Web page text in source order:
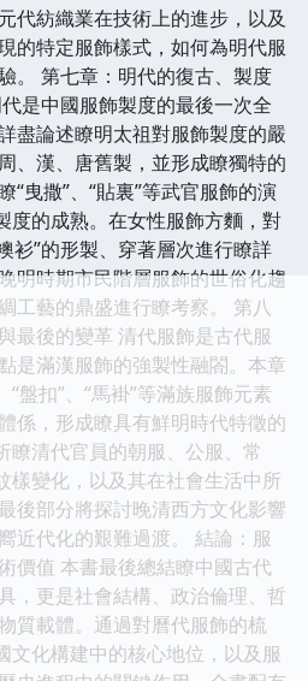
代紡織業在技術上的進步，以及
的特定服飾樣式，如何為明代服
。 第七章：明代的復古、製度
是中國服飾製度的最後一次全
盡論述瞭明太祖對服飾製度的嚴
、漢、唐舊製，並形成瞭獨特的
“曳撒”、“貼裏”等武官服飾的演
度的成熟。在女性服飾方麵，對
衫”的形製、穿著層次進行瞭詳
明時期市民階層服飾的世俗化趨
工藝的鼎盛進行瞭考察。 第八
最後的變革 清代服飾是古代服
是滿漢服飾的強製性融閤。本章
“盤扣”、“馬褂”等滿族服飾元素
係，形成瞭具有鮮明時代特徵的
瞭清代官員的朝服、公服、常
樣變化，以及其在社會生活中所
後部分將探討晚清西方文化影響
近代化的艱難過渡。 結論：服
價值 本書最後總結瞭中國古代
，更是社會結構、政治倫理、哲
質載體。通過對曆代服飾的梳
文化構建中的核心地位，以及服